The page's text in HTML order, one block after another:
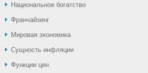
Национальное богатство
Франчайзинг
Мировая экономика
Сущность инфляции
Функции цен